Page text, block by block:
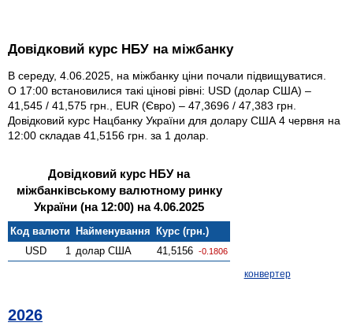
Довідковий курс НБУ на міжбанку
В середу, 4.06.2025, на міжбанку ціни почали підвищуватися.
О 17:00 встановилися такі цінові рівні: USD (долар США) –
41,545 / 41,575 грн., EUR (Євро) – 47,3696 / 47,383 грн.
Довідковий курс Нацбанку України для долару США 4 червня на
12:00 складав 41,5156 грн. за 1 долар.
Довідковий курс НБУ на
міжбанківському валютному ринку
України (на 12:00) на 4.06.2025
Код валюти Найменування
Курс (грн.)
USD
1 долар США 41,5156 -0.1806
конвертер
2026